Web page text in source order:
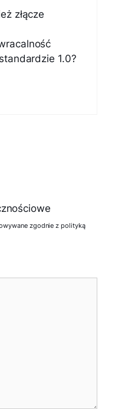
złącze
1.0?
zgodnie z polityką